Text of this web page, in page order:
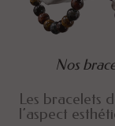
Nos
Les bracelets
l’aspect